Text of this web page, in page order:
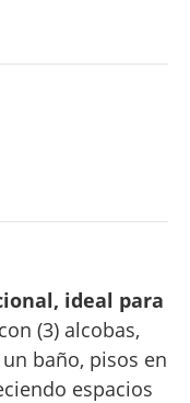
ideal para
(3) alcobas,
baño, pisos en
espacios